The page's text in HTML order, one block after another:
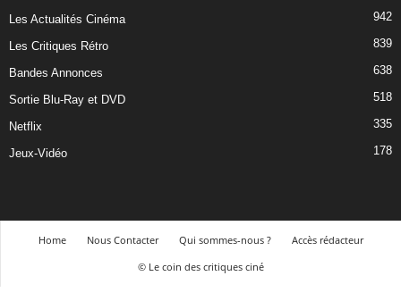
Les Actualités Cinéma 942
Les Critiques Rétro 839
Bandes Annonces 638
Sortie Blu-Ray et DVD 518
Netflix 335
Jeux-Vidéo 178
Home Nous Contacter Qui sommes-nous ?
Accès rédacteur
© Le coin des critiques ciné